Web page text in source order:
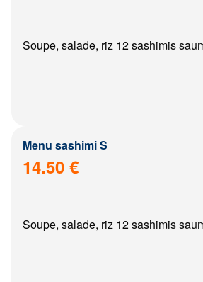
Soupe, salade, riz 12 sashimis
Menu sashimi S
14.50 €
Soupe, salade, riz 12 sashimis